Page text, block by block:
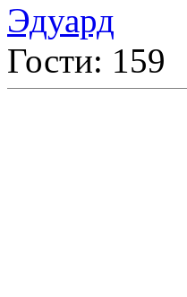
Эдуард
Гости: 159